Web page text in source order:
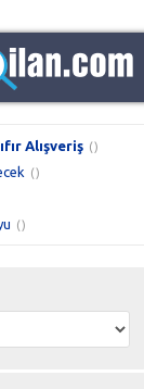
Alışveriş ()
()
()